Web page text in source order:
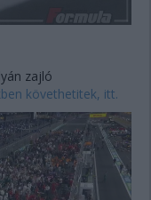
zajló
követhetitek, itt.